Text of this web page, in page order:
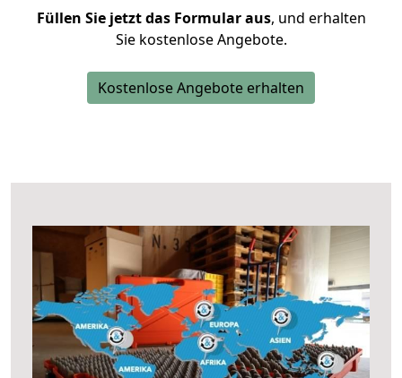
Füllen Sie jetzt das Formular aus, und erhalten
Sie kostenlose Angebote.
Kostenlose Angebote erhalten